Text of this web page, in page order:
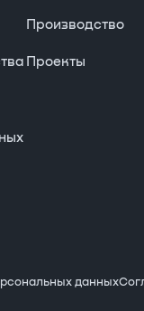
Производство
Проекты
данных